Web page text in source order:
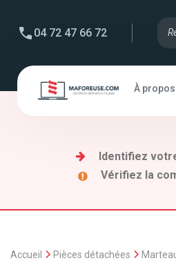
04 72 47 66 72
À propos
Identifiez
Vérifiez la
Accueil Pièces détachées